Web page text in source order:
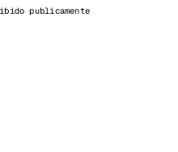
publicamente